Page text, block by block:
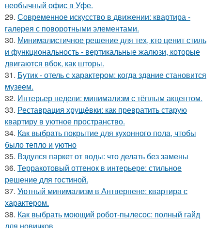
необычный офис в Уфе.
29. Современное искусство в движении: квартира -
галерея с поворотными элементами.
30. Минималистичное решение для тех, кто ценит стиль
и функциональность - вертикальные жалюзи, которые
двигаются вбок, как шторы.
31. Бутик - отель с характером: когда здание становится
музеем.
32. Интерьер недели: минимализм с тёплым акцентом.
33. Реставрация хрущёвки: как превратить старую
квартиру в уютное пространство.
34. Как выбрать покрытие для кухонного пола, чтобы
было тепло и уютно
35. Вздулся паркет от воды: что делать без замены
36. Терракотовый оттенок в интерьере: стильное
решение для гостиной.
37. Уютный минимализм в Антверпене: квартира с
характером.
38. Как выбрать моющий робот-пылесос: полный гайд